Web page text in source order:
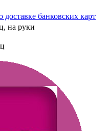
банковских карт
на руки